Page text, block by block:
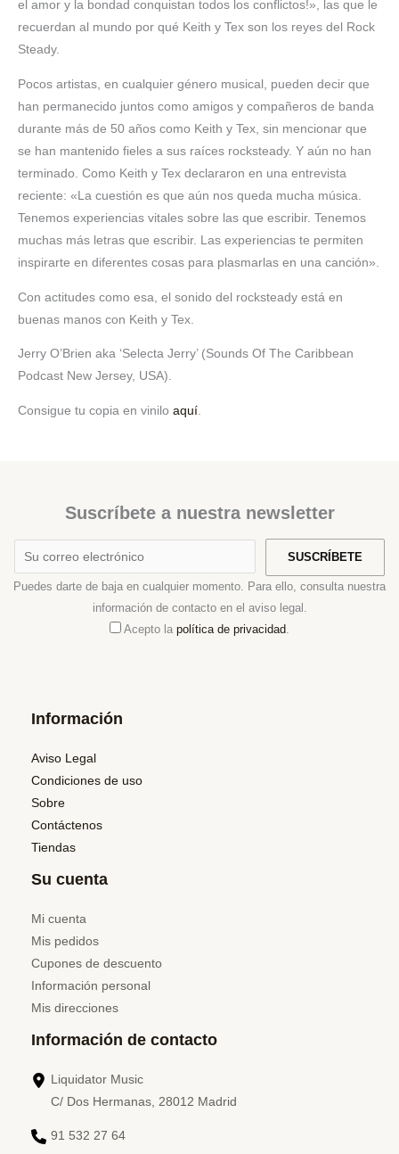
el amor y la bondad conquistan todos los conflictos!», las que le
recuerdan al mundo por qué Keith y Tex son los reyes del Rock
Steady.
Pocos artistas, en cualquier género musical, pueden decir que
han permanecido juntos como amigos y compañeros de banda
durante más de 50 años como Keith y Tex, sin mencionar que
se han mantenido fieles a sus raíces rocksteady. Y aún no han
terminado. Como Keith y Tex declararon en una entrevista
reciente: «La cuestión es que aún nos queda mucha música.
Tenemos experiencias vitales sobre las que escribir. Tenemos
muchas más letras que escribir. Las experiencias te permiten
inspirarte en diferentes cosas para plasmarlas en una canción».
Con actitudes como esa, el sonido del rocksteady está en
buenas manos con Keith y Tex.
Jerry O’Brien aka ‘Selecta Jerry’ (Sounds Of The Caribbean
Podcast New Jersey, USA).
Consigue tu copia en vinilo aquí.
Suscríbete a nuestra newsletter
Puedes darte de baja en cualquier momento. Para ello, consulta nuestra
información de contacto en el aviso legal.
Acepto la política de privacidad
Información
Aviso Legal
Condiciones de uso
Sobre
Contáctenos
Tiendas
Su cuenta
Mi cuenta
Mis pedidos
Cupones de descuento
Información personal
Mis direcciones
Información de contacto
Liquidator Music
C/ Dos Hermanas, 28012 Madrid
91 532 27 64